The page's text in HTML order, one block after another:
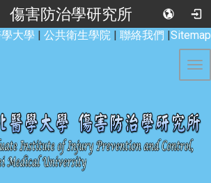
傷害防治學研究所
大學 | 公共衛生學院 | 聯絡我們 |Sitemap